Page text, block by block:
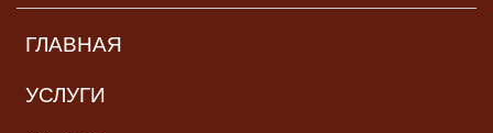
ГЛАВНАЯ
УСЛУГИ